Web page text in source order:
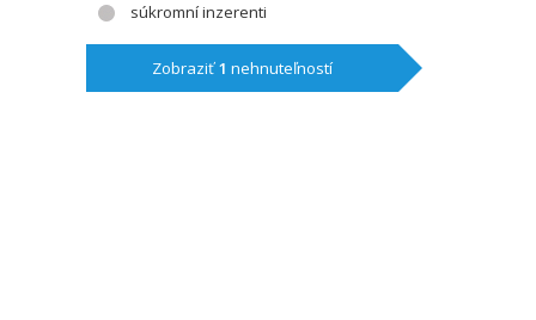
súkromní inzerenti
Zobraziť1 nehnuteľností